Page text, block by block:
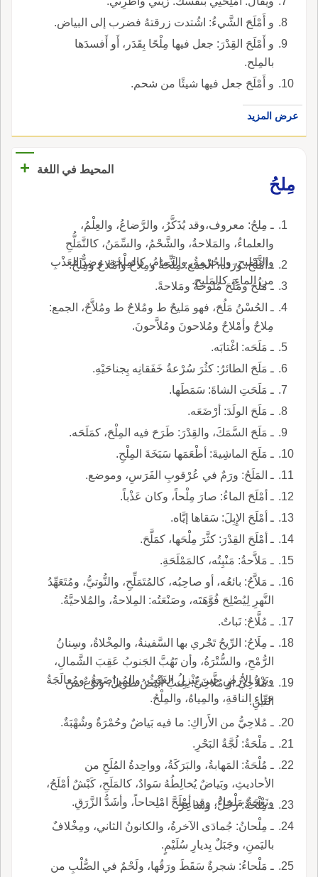
و أَمْلَحَ الشَّيءُ: اشُتدت زرقتهُ فضرب إلى البياض.
و أَمْلَحَ القِدْرَ: جعل فيها مِلْحًا بِقَدَر، أَو أَفسدَها
بالمِلح.
و أَمْلَحَ جعل فيها شيئًا من شحم.
عرض المزيد
المحيط في اللغة
+
مِلحُ
ـ مِلحُ: معروف،وقد يُذَكَّرُ، والرَّضاعُ، والعِلْمُ،
والعلماءُ، والمَلاحةُ، والشَّحْمُ، والسِّمَنُ، كالتَّمَلُّحِ
والتَّمْليح، والحُرْمةُ، والذِّمامُ، كالمِلْحةِ، وضِدٌّ العَذْبِ
من الماءِ، كالمَليحِ.
ـ أمْلَحَ: ورَدَه، الجمع: مِلْحَةٌ ومِلاحٌ وأمْلاحٌ ومِلَحٌ.
ـ مَلُحَ ومَلَحَ مُلوحةً ومَلاحةً.
ـ الحُسْنُ مَلُحَ، فهو مَليحٌ ط ومُلاحٌ ط ومُلاَّحٌ، الجمع:
مِلاحٌ وأمْلاحٌ ومُلاحونَ ومُلاَّحونَ.
ـ مَلَحَه: اغْتابَه.
ـ مَلَحَ الطائرُ: كثُرَ سُرْعةُ خَفَقانِه بِجناحَيْهِ.
ـ مَلَحَتِ الشاةَ: سَمَطَها.
ـ مَلَحَ الولَدَ: أرْضَعَه.
ـ مَلَحَ السَّمَكَ، والقِدْرَ: طَرَحَ فيه المِلْحَ، كمَلَحَه.
ـ مَلَحَ الماشِيةَ: أطْعَمَها سَبَخَةَ المِلْحِ.
ـ المَلَحُ: ورَمٌ في عُرْقوبِ الفَرَسِ، وموضع.
ـ أمْلَحَ الماءُ: صارَ مِلْحاً، وكان عَذْباً.
ـ أمْلَحَ الإِبِلَ: سَقاها إيَّاه.
ـ أمْلَحَ القِدْرَ: كثَّرَ مِلْحَها، كمَلَّحَ.
ـ مَلاَّحةُ: مَنْبِتُه، كالمَمْلَحَةِ.
ـ مَلاَّحُ: بائعُه، أو صاحِبُه، كالمُتَمَلِّحِ، والنُّوتيُّ، ومُتَعَهِّدُ
النَّهرِ لِيُصْلِحَ فُوَّهَتَه، وصَنْعَتُه: المِلاحةُ، والمُلاحيَّةُ.
ـ مُلَّاحٌ: نَباتٌ.
ـ مِلَاحُ: الرِّيحُ تَجْري بها السَّفينةُ، والمِخْلاةُ، وسِنانُ
الرُّمْحِ، والسُّتْرَةُ، وأن تَهُبَّ الجَنوبُ عَقِبَ الشَّمالِ،
وبَرْدُ الأرضِ حِينَ يَنْزِلُ الغَيْثُ، والمُراضَعةُ، ومُعالَجَةُ
حَياءِ الناقةِ، والمِياهُ، والمِلْحُ.
ـ مُلاحِيُّ أو مُلَّاحِيُّ: عِنبٌ أبْيَضُ طويلٌ، ونَوْعٌ من
التِّينِ.
ـ مُلاحِيُّ من الأَراكِ: ما فيه بَياضٌ وحُمْرَةٌ وشُهْبَةٌ.
ـ مَلْحَةُ: لُجَّةُ البَحْرِ.
ـ مُلْحَةُ: المَهابةُ، والبَرَكَةُ، وواحِدةُ المُلَحِ من
الأحاديثِ، وبَياضٌ يُخالِطُهُ سَوادٌ، كالمَلَحِ، كَبْشٌ أمْلَحُ،
ونَعْجَةٌ مَلْحاءُ، وقد أمْلَحَّ امْلِحاحاً، وأشَدُّ الزَّرَقِ.
ـ مِلْحَةُ: رجُلٌ، وشاعِرٌ.
ـ مِلْحانُ: جُمادَى الآخرةُ، والكانونُ الثاني، ومِخْلافٌ
باليَمنِ، وجَبَلٌ بِديارِ سُلَيْمٍ.
ـ مَلْحاءُ: شجرةٌ سَقَطَ ورَقُها، ولَحْمٌ في الصُّلْبِ من